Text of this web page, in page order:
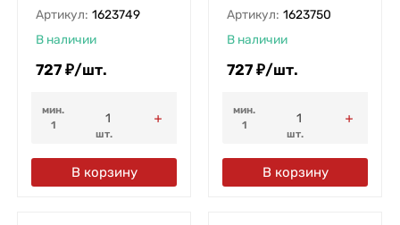
Артикул: 1623749
В наличии
727 ₽/шт.
мин.
1
шт.
В корзину
Артикул: 1623750
В наличии
727 ₽/шт.
мин.
1
шт.
В корзину